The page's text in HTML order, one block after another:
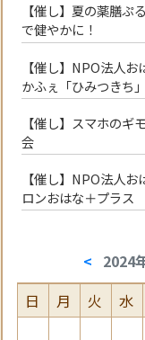
【催し】夏の薬膳ぷ
で健やかに！
【催し】NPO法人
かふぇ「ひみつきち」
【催し】スマホのギ
会
【催し】NPO法人
ロンおはな＋プラス
< 2024
日
月 火 水